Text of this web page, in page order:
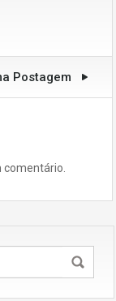
Postagem